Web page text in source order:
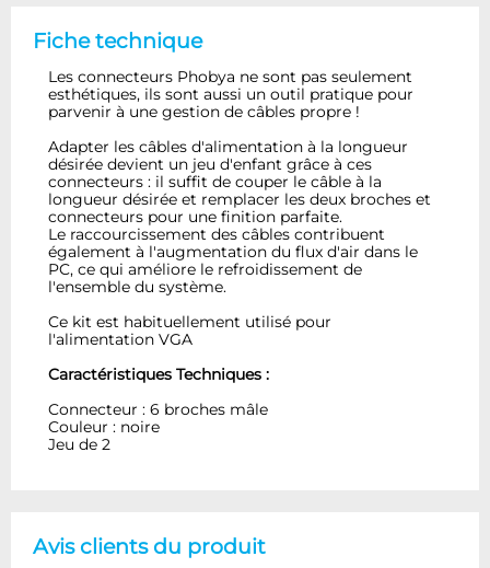
Fiche technique
Les connecteurs Phobya ne sont pas seulement
esthétiques, ils sont aussi un outil pratique pour
parvenir à une gestion de câbles propre !
Adapter les câbles d'alimentation à la longueur
désirée devient un jeu d'enfant grâce à ces
connecteurs : il suffit de couper le câble à la
longueur désirée et remplacer les deux broches et
connecteurs pour une finition parfaite.
Le raccourcissement des câbles contribuent
également à l'augmentation du flux d'air dans le
PC, ce qui améliore le refroidissement de
l'ensemble du système.
Ce kit est habituellement utilisé pour
l'alimentation VGA
Caractéristiques Techniques :
Connecteur : 6 broches mâle
Couleur : noire
Jeu de 2
Avis clients du produit